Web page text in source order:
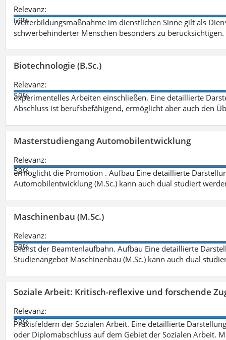
Relevanz:
59%
Weiterbildungsmaßnahme im dienstlichen Sinne gilt als
schwerbehinderter Menschen besonders zu berücksichtigen.
Biotechnologie (B.Sc.)
Relevanz:
59%
experimentelles Arbeiten einschließen. Eine detaillierte
Abschluss ist berufsbefähigend, ermöglicht aber auch den
Masterstudiengang Automobilentwicklung
Relevanz:
59%
ermöglicht die Promotion . Aufbau Eine detaillierte
Automobilentwicklung (M.Sc.) kann auch dual studiert
Maschinenbau (M.Sc.)
Relevanz:
59%
Dienst der Beamtenlaufbahn. Aufbau Eine detaillierte
Studienangebot Maschinenbau (M.Sc.) kann auch dual
Soziale Arbeit: Kritisch-reflexive und forschende
Relevanz:
59%
Praxisfeldern der Sozialen Arbeit. Eine detaillierte
oder Diplomabschluss auf dem Gebiet der Sozialen Arbeit.